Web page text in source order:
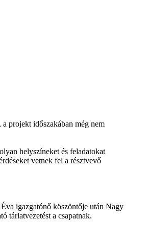
projekt időszakában még nem
helyszíneket és feladatokat
vetnek fel a résztvevő
igazgatónő köszöntője után Nagy
tárlatvezetést a csapatnak.